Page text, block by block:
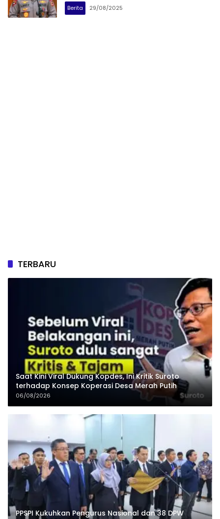
Berita 29/08/2025
TERBARU
Saat Kini Viral Dukung Kopdes, Ini Kritik Suroto
terhadap Konsep Koperasi Desa Merah Putih
06/08/2026
PPSPI Kukuhkan Pengurus Nasional dan 38 DPW